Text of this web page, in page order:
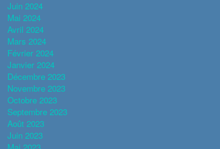
Juin 2024
Mai 2024
Avril 2024
Mars 2024
Février 2024
Janvier 2024
Décembre 2023
Novembre 2023
Octobre 2023
Septembre 2023
Août 2023
Juin 2023